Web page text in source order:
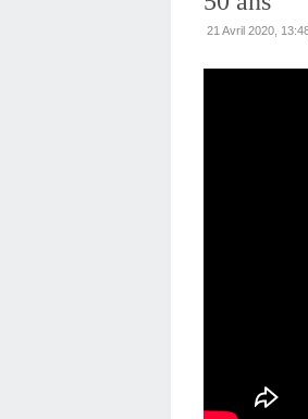
21 Avril 2020,